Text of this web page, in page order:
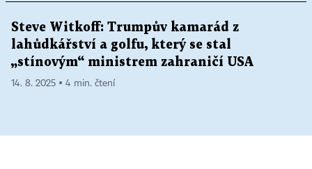
Steve Witkoff: Trumpův kamarád z
lahůdkářství a golfu, který se stal
„stínovým“ ministrem zahraničí USA
14. 8. 2025 ▪ 4 min. čtení